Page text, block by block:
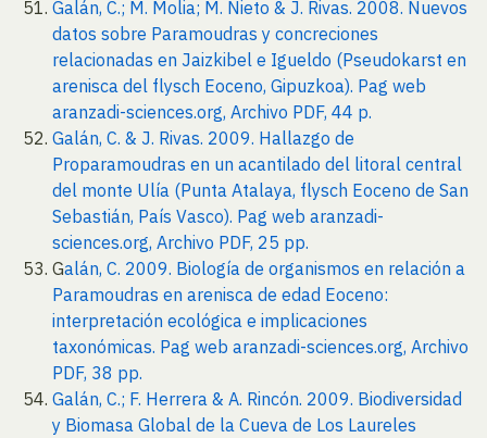
Galán, C.; M. Molia; M. Nieto & J. Rivas. 2008. Nuevos
datos sobre Paramoudras y concreciones
relacionadas en Jaizkibel e Igueldo (Pseudokarst en
arenisca del flysch Eoceno, Gipuzkoa). Pag web
aranzadi-sciences.org, Archivo PDF, 44 p.
Galán, C. & J. Rivas. 2009. Hallazgo de
Proparamoudras en un acantilado del litoral central
del monte Ulía (Punta Atalaya, flysch Eoceno de San
Sebastián, País Vasco). Pag web aranzadi-
sciences.org, Archivo PDF, 25 pp.
Galán, C. 2009. Biología de organismos en relación a
Paramoudras en arenisca de edad Eoceno:
interpretación ecológica e implicaciones
taxonómicas. Pag web aranzadi-sciences.org, Archivo
PDF, 38 pp.
Galán, C.; F. Herrera & A. Rincón. 2009. Biodiversidad
y Biomasa Global de la Cueva de Los Laureles